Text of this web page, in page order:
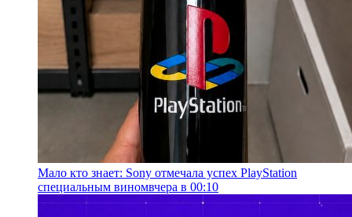
Мало кто знает: Sony отмечала успех PlayStation
специальным виномвчера в 00:10